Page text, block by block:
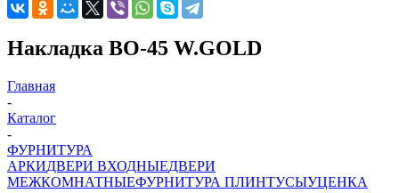
Накладка BO-45 W.GOLD
Главная
-
Каталог
-
ФУРНИТУРА
АРКИДВЕРИ ВХОДНЫЕДВЕРИ
МЕЖКОМНАТНЫЕФУРНИТУРА ПЛИНТУСЫУЦЕНКА